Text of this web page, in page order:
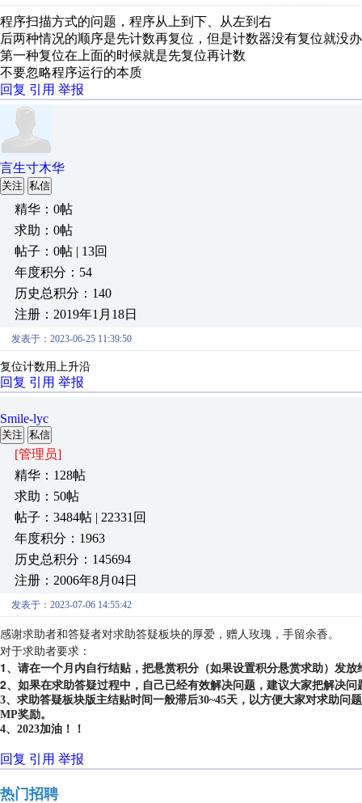
程序扫描方式的问题，程序从上到下、从左到右
后两种情况的顺序是先计数再复位，但是计数器没有复位就没
第一种复位在上面的时候就是先复位再计数
不要忽略程序运行的本质
回复 引用 举报
言生寸木华
关注 私信
精华：0帖
求助：0帖
帖子：0帖 | 13回
年度积分：54
历史总积分：140
注册：2019年1月18日
发表于：2023-06-25 11:39:50
复位计数用上升沿
回复 引用 举报
Smile-lyc
关注 私信
[管理员]
精华：128帖
求助：50帖
帖子：3484帖 | 22331回
年度积分：1963
历史总积分：145694
注册：2006年8月04日
发表于：2023-07-06 14:55:42
感谢求助者和答疑者对求助答疑板块的厚爱，赠人玫瑰，手留余香。
对于求助者要求：
1、请在一个月内自行结贴，把悬赏积分（如果设置积分悬赏求助）发放
2、如果在求助答疑过程中，自己已经有效解决问题，建议大家把解决
3、求助答疑板块版主结贴时间一般滞后30~45天，以方便大家对求助
MP奖励。
4、2023加油！！
回复 引用 举报
热门招聘